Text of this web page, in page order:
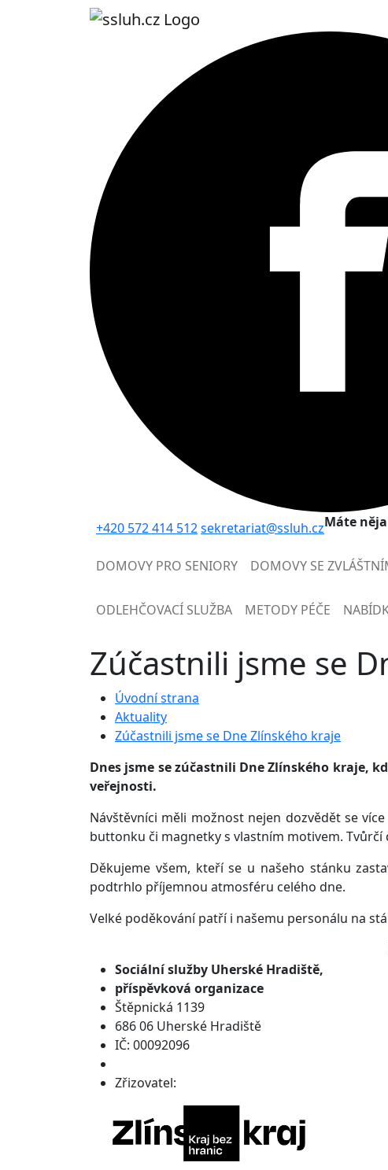
+420 572 414 512sekretariat@ssluh.czMáte
DOMOVY PRO SENIORY DOMOVY SE
ODLEHČOVACÍ SLUŽBA METODY PÉČE
Zúčastnili jsme se
Úvodní strana
Aktuality
Zúčastnili jsme se Dne Zlínského kraje
Dnes jsme se zúčastnili Dne Zlínského kraje,
veřejnosti.
Návštěvníci měli možnost nejen dozvědět se
buttonku či magnetky s vlastním motivem.
Děkujeme všem, kteří se u našeho stánku
podtrhlo příjemnou atmosféru celého dne.
Velké poděkování patří i našemu personálu na
Sociální služby Uherské Hradiště,
příspěvková organizace
Štěpnická 1139
686 06 Uherské Hradiště
IČ: 00092096
Zřizovatel: